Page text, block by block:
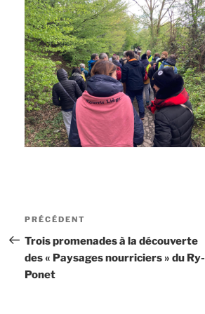
Navigation
de
l’article
Article
précédent
PRÉCÉDENT
Trois promenades à la découverte
des « Paysages nourriciers » du Ry-
Ponet